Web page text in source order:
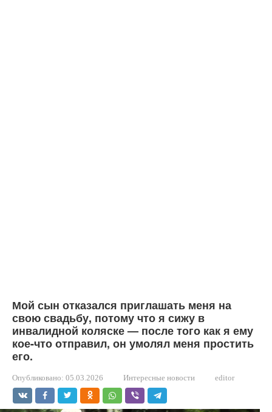
Мой сын отказался приглашать меня на
свою свадьбу, потому что я сижу в
инвалидной коляске — после того как я ему
кое-что отправил, он умолял меня простить
его.
Опубликовано: 05.03.2026 Интересные новости editor